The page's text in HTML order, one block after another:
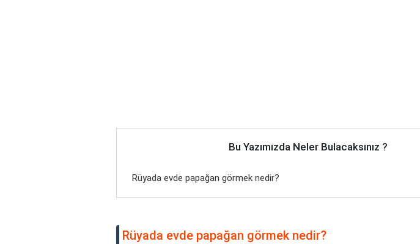
Bu Yazımızda Neler Bulacaksınız ?
Rüyada evde papağan görmek nedir?
Rüyada evde papağan görmek nedir?